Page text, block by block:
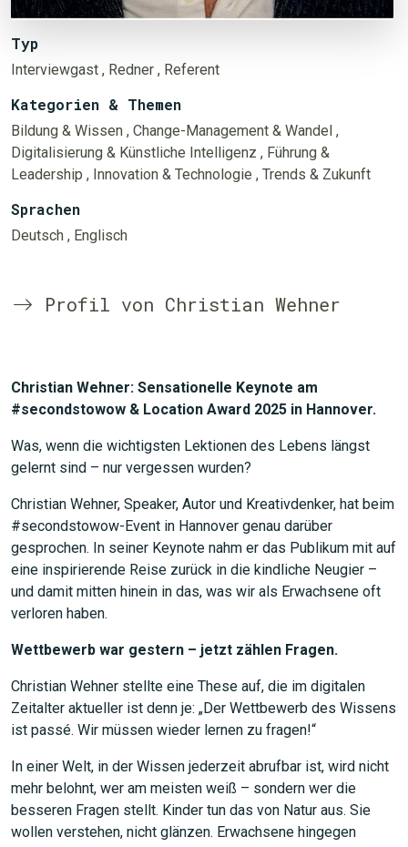
Typ
Interviewgast , Redner , Referent
Kategorien & Themen
Bildung & Wissen , Change-Management & Wandel ,
Digitalisierung & Künstliche Intelligenz , Führung &
Leadership , Innovation & Technologie , Trends & Zukunft
Sprachen
Deutsch , Englisch
Profil von Christian Wehner
Christian Wehner: Sensationelle Keynote am
#secondstowow & Location Award 2025 in Hannover.
Was, wenn die wichtigsten Lektionen des Lebens längst
gelernt sind – nur vergessen wurden?
Christian Wehner, Speaker, Autor und Kreativdenker, hat beim
#secondstowow-Event in Hannover genau darüber
gesprochen. In seiner Keynote nahm er das Publikum mit auf
eine inspirierende Reise zurück in die kindliche Neugier –
und damit mitten hinein in das, was wir als Erwachsene oft
verloren haben.
Wettbewerb war gestern – jetzt zählen Fragen.
Christian Wehner stellte eine These auf, die im digitalen
Zeitalter aktueller ist denn je: „Der Wettbewerb des Wissens
ist passé. Wir müssen wieder lernen zu fragen!“
In einer Welt, in der Wissen jederzeit abrufbar ist, wird nicht
mehr belohnt, wer am meisten weiß – sondern wer die
besseren Fragen stellt. Kinder tun das von Natur aus. Sie
wollen verstehen, nicht glänzen. Erwachsene hingegen